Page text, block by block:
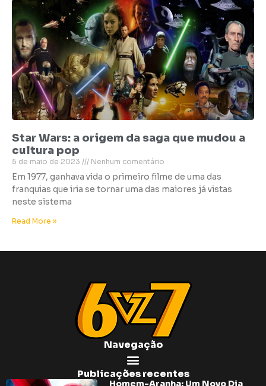
Star Wars: a origem da saga que mudou a
cultura pop
5 de maio de 2023 Nenhum comentário
Em 1977, ganhava vida o primeiro filme de uma das
franquias que iria se tornar uma das maiores já vistas
neste sistema
Read More »
Navegação
Publicações recentes
Homem-Aranha: Um Novo Dia